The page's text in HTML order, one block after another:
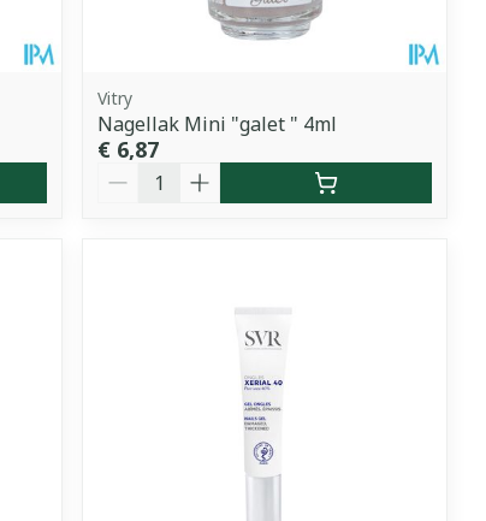
Vitry
Nagellak Mini "galet " 4ml
€ 6,87
Aantal